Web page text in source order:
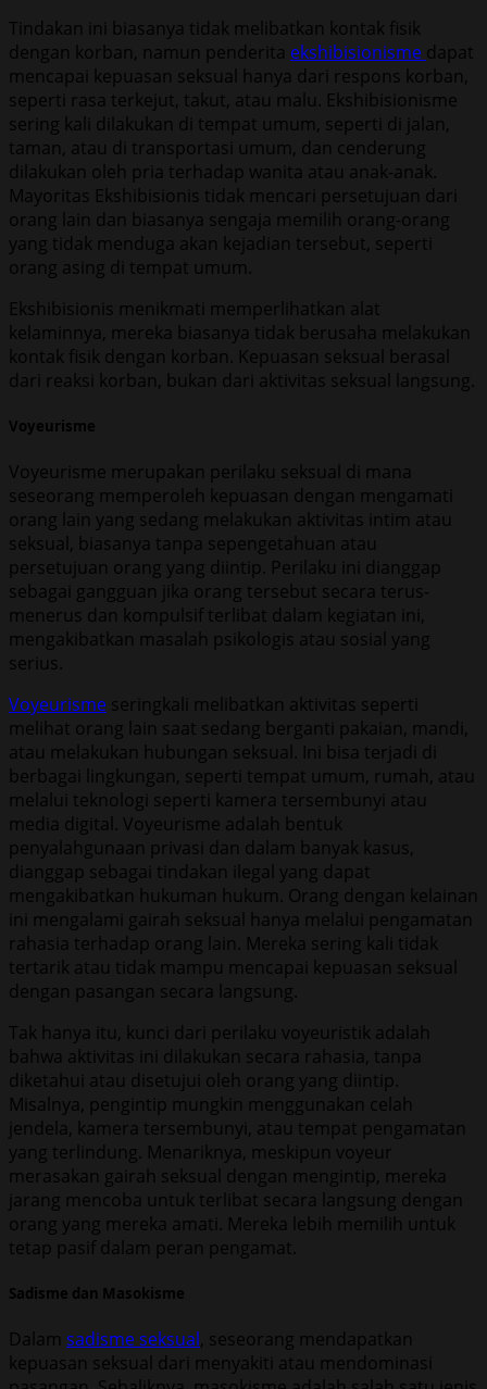
Tindakan ini biasanya tidak melibatkan kontak fisik
dengan korban, namun penderita ekshibisionisme dapat
mencapai kepuasan seksual hanya dari respons korban,
seperti rasa terkejut, takut, atau malu. Ekshibisionisme
sering kali dilakukan di tempat umum, seperti di jalan,
taman, atau di transportasi umum, dan cenderung
dilakukan oleh pria terhadap wanita atau anak-anak.
Mayoritas Ekshibisionis tidak mencari persetujuan dari
orang lain dan biasanya sengaja memilih orang-orang
yang tidak menduga akan kejadian tersebut, seperti
orang asing di tempat umum.
Ekshibisionis menikmati memperlihatkan alat
kelaminnya, mereka biasanya tidak berusaha melakukan
kontak fisik dengan korban. Kepuasan seksual berasal
dari reaksi korban, bukan dari aktivitas seksual langsung.
Voyeurisme
Voyeurisme merupakan perilaku seksual di mana
seseorang memperoleh kepuasan dengan mengamati
orang lain yang sedang melakukan aktivitas intim atau
seksual, biasanya tanpa sepengetahuan atau
persetujuan orang yang diintip. Perilaku ini dianggap
sebagai gangguan jika orang tersebut secara terus-
menerus dan kompulsif terlibat dalam kegiatan ini,
mengakibatkan masalah psikologis atau sosial yang
serius.
Voyeurisme seringkali melibatkan aktivitas seperti
melihat orang lain saat sedang berganti pakaian, mandi,
atau melakukan hubungan seksual. Ini bisa terjadi di
berbagai lingkungan, seperti tempat umum, rumah, atau
melalui teknologi seperti kamera tersembunyi atau
media digital. Voyeurisme adalah bentuk
penyalahgunaan privasi dan dalam banyak kasus,
dianggap sebagai tindakan ilegal yang dapat
mengakibatkan hukuman hukum. Orang dengan kelainan
ini mengalami gairah seksual hanya melalui pengamatan
rahasia terhadap orang lain. Mereka sering kali tidak
tertarik atau tidak mampu mencapai kepuasan seksual
dengan pasangan secara langsung.
Tak hanya itu, kunci dari perilaku voyeuristik adalah
bahwa aktivitas ini dilakukan secara rahasia, tanpa
diketahui atau disetujui oleh orang yang diintip.
Misalnya, pengintip mungkin menggunakan celah
jendela, kamera tersembunyi, atau tempat pengamatan
yang terlindung. Menariknya, meskipun voyeur
merasakan gairah seksual dengan mengintip, mereka
jarang mencoba untuk terlibat secara langsung dengan
orang yang mereka amati. Mereka lebih memilih untuk
tetap pasif dalam peran pengamat.
Sadisme dan Masokisme
Dalam sadisme seksual, seseorang mendapatkan
kepuasan seksual dari menyakiti atau mendominasi